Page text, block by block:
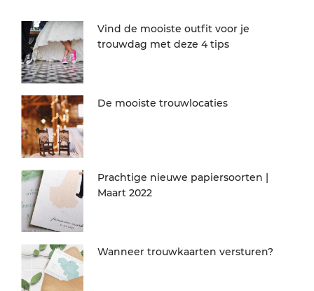
Vind de mooiste outfit voor je
trouwdag met deze 4 tips
De mooiste trouwlocaties
Prachtige nieuwe papiersoorten |
Maart 2022
Wanneer trouwkaarten versturen?